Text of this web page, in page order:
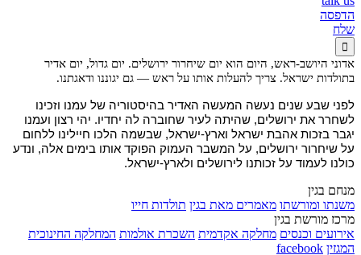
הדפסה
שלח

אדוני היושב-ראש, היום הוא יום שיחרור ירושלים. יום גדול, יום אדיר
בתולדות ישראל. צריך להעלות אותו על ראש — גם יגוננו ודאגתנו.
לפני שבע שנים נעשה המעשה האדיר בהיסטוריה של עמנו וזכינו
לשחרר את ירושלים, שהיתה לעיר שחוברה לה יחדיו. יהי רצון ועמנו
יגבר בזכות אהבת ישראל וארץ-ישראל, שבשמה הלכו חיילינו ללחום
על שיחרור ירושלים, על המשבר העמוק הפוקד אותו בימים אלה, ונדע
כולנו לעמוד על זכותנו לירושלים ולארץ-ישראל.
מנחם בגין
משנתו ומורשתו מאמרים מאת בגין תולדות חייו
מרכז מורשת בגין
אירועים וכנסים מחלקה אקדמית השכרת אולמות המחלקה החינוכית
המגזין facebook